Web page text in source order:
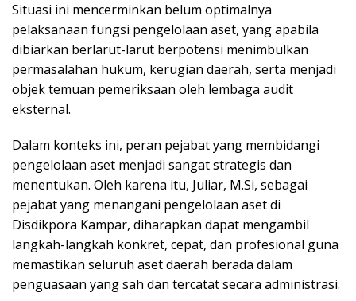
Situasi ini mencerminkan belum optimalnya
pelaksanaan fungsi pengelolaan aset, yang apabila
dibiarkan berlarut-larut berpotensi menimbulkan
permasalahan hukum, kerugian daerah, serta menjadi
objek temuan pemeriksaan oleh lembaga audit
eksternal.
Dalam konteks ini, peran pejabat yang membidangi
pengelolaan aset menjadi sangat strategis dan
menentukan. Oleh karena itu, Juliar, M.Si, sebagai
pejabat yang menangani pengelolaan aset di
Disdikpora Kampar, diharapkan dapat mengambil
langkah-langkah konkret, cepat, dan profesional guna
memastikan seluruh aset daerah berada dalam
penguasaan yang sah dan tercatat secara administrasi.